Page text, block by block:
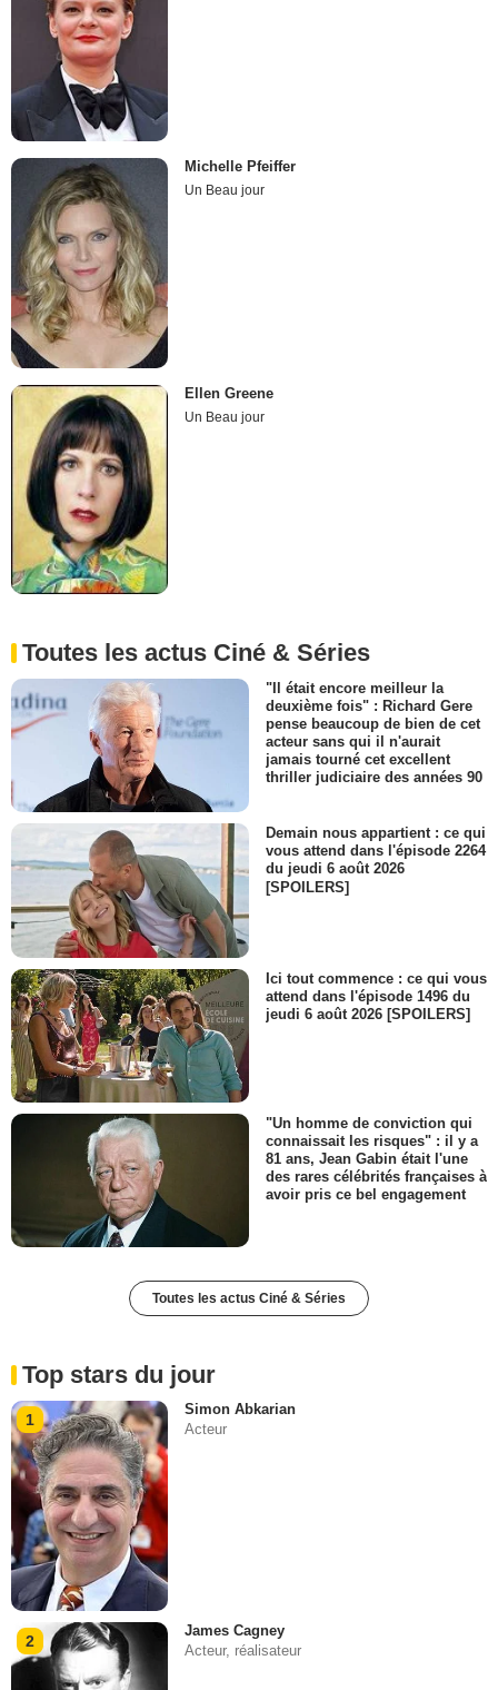
Michelle Pfeiffer
Un Beau jour
Ellen Greene
Un Beau jour
Toutes les actus Ciné & Séries
"Il était encore meilleur la
deuxième fois" : Richard Gere
pense beaucoup de bien de cet
acteur sans qui il n'aurait
jamais tourné cet excellent
thriller judiciaire des années 90
Demain nous appartient : ce qui
vous attend dans l'épisode 2264
du jeudi 6 août 2026
[SPOILERS]
Ici tout commence : ce qui vous
attend dans l'épisode 1496 du
jeudi 6 août 2026 [SPOILERS]
"Un homme de conviction qui
connaissait les risques" : il y a
81 ans, Jean Gabin était l'une
des rares célébrités françaises à
avoir pris ce bel engagement
Toutes les actus Ciné & Séries
Top stars du jour
1
Simon Abkarian
Acteur
2
James Cagney
Acteur, réalisateur